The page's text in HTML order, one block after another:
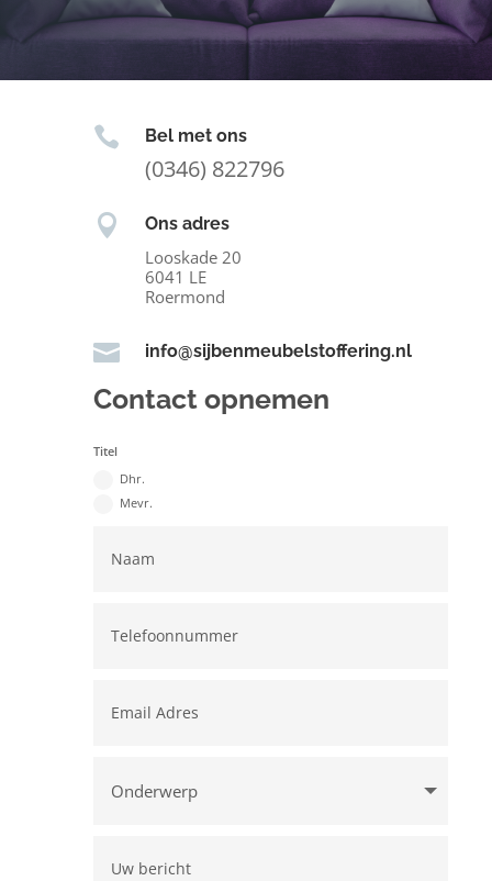
 Bel met ons
(0346) 822796
 Ons adres
Looskade 20
6041 LE
Roermond
 info@sijbenmeubelstoffering.nl
Contact opnemen
Titel
Dhr.
Mevr.